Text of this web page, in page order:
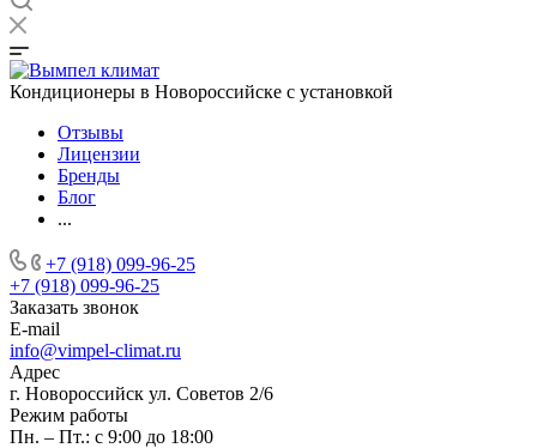
Кондиционеры в Новороссийске с установкой
Отзывы
Лицензии
Бренды
Блог
...
+7 (918) 099-96-25
+7 (918) 099-96-25
Заказать звонок
E-mail
info@vimpel-climat.ru
Адрес
г. Новороссийск ул. Советов 2/6
Режим работы
Пн. – Пт.: с 9:00 до 18:00